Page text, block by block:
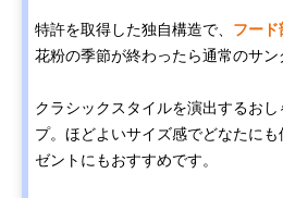
特許を取得した独自構造で、 フード
花粉の季節が終わったら通常のサン
クラシックスタイルを演出するお
プ。ほどよいサイズ感でどなたに
ゼントにもおすすめです。